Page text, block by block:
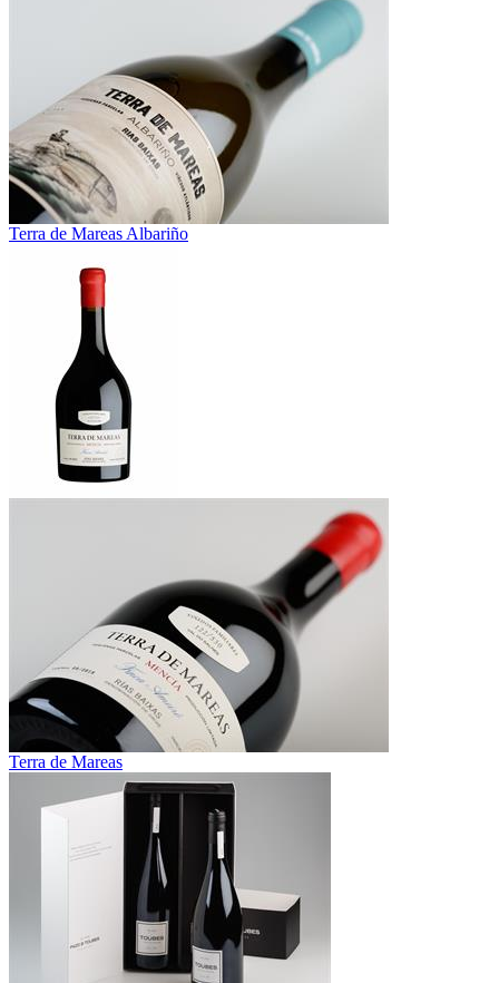
Terra de Mareas Albariño
Terra de Mareas